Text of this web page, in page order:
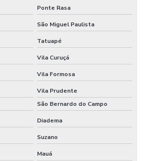
marcenaria
qualidade
evento
feira
sp
Ponte Rasa
São Miguel Paulista
Tatuapé
Vila Curuçá
Vila Formosa
Vila Prudente
São Bernardo do Campo
Diadema
Suzano
Mauá